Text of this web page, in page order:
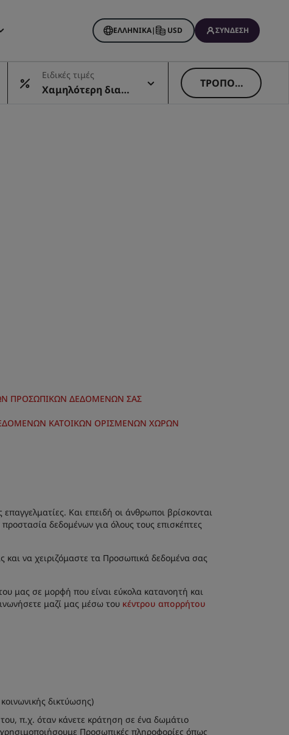
ΕΛΛΗΝΙΚΆ| USD ΣΎΝΔΕΣΗ
Ειδικές τιμές
Χαμηλότερη διαθέ
ΤΡΟΠΟΠ
ΟΊΗΣΗ
ΠΡΟΣΩΠΙΚΩΝ ΔΕΔΟΜΕΝΩΝ ΣΑΣ
ΚΑΤΟΙΚΩΝ ΟΡΙΣΜΕΝΩΝ ΧΩΡΩΝ
Και επειδή οι άνθρωποι βρίσκονται
δεδομένων για όλους τους επισκέπτες
και να χειριζόμαστε τα Προσωπικά δεδομένα σας
μας σε μορφή που είναι εύκολα κατανοητή και
μαζί μας μέσω του κέντρου απορρήτου
δικτύωσης)
π.χ. όταν κάνετε κράτηση σε ένα δωμάτιο
χρησιμοποιήσουμε Προσωπικές πληροφορίες όπως